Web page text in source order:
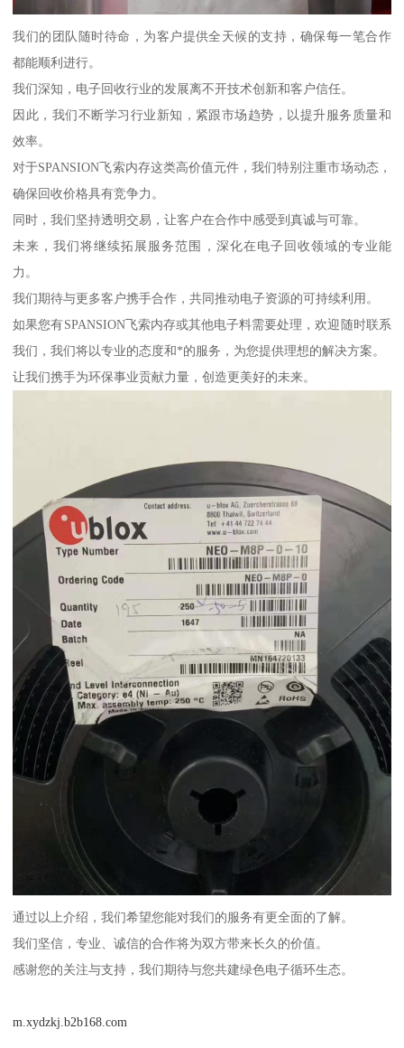
我们的团队随时待命，为客户提供全天候的支持，确保每一笔合作
都能顺利进行。
我们深知，电子回收行业的发展离不开技术创新和客户信任。
因此，我们不断学习行业新知，紧跟市场趋势，以提升服务质量和
效率。
对于SPANSION飞索内存这类高价值元件，我们特别注重市场动态，
确保回收价格具有竞争力。
同时，我们坚持透明交易，让客户在合作中感受到真诚与可靠。
未来，我们将继续拓展服务范围，深化在电子回收领域的专业能
力。
我们期待与更多客户携手合作，共同推动电子资源的可持续利用。
如果您有SPANSION飞索内存或其他电子料需要处理，欢迎随时联系
我们，我们将以专业的态度和*的服务，为您提供理想的解决方案。
让我们携手为环保事业贡献力量，创造更美好的未来。
通过以上介绍，我们希望您能对我们的服务有更全面的了解。
我们坚信，专业、诚信的合作将为双方带来长久的价值。
感谢您的关注与支持，我们期待与您共建绿色电子循环生态。
m.xydzkj.b2b168.com